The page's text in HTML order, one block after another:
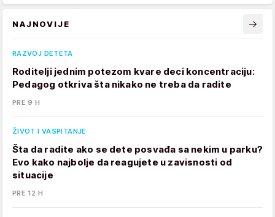
NAJNOVIJE
RAZVOJ DETETA
Roditelji jednim potezom kvare deci koncentraciju:
Pedagog otkriva šta nikako ne treba da radite
PRE 9 H
ŽIVOT I VASPITANJE
Šta da radite ako se dete posvađa sa nekim u parku?
Evo kako najbolje da reagujete u zavisnosti od
situacije
PRE 12 H